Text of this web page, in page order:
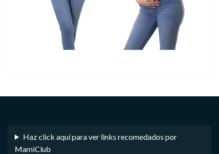
Haz click aquí para ver links recomedados por
MamiClub